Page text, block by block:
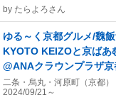
by たらよろさん
ゆる～く京都グルメ/魏
KYOTO KEIZOと京ばあ
@ANAクラウンプラザ京
二条・烏丸・河原町（京都）
2024/09/21～